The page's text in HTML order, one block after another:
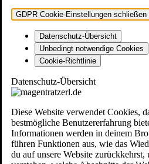
GDPR Cookie-Einstellungen schließen
Datenschutz-Übersicht
Unbedingt notwendige Cookies
Cookie-Richtlinie
Datenschutz-Übersicht
Diese Website verwendet Cookies,
bestmögliche Benutzererfahrung
Informationen werden in deinem
führen Funktionen aus, wie das
du auf unsere Website